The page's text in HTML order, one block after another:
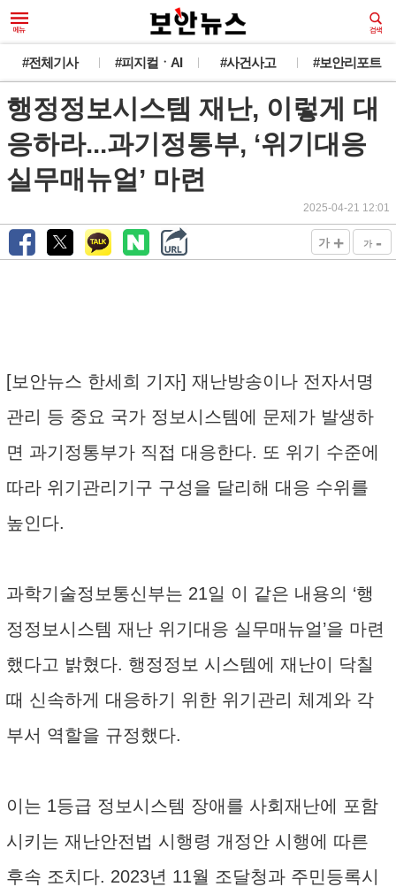
#전체기사 #피지컬ㆍAI #사건사고 #보안리포트
행정정보시스템 재난, 이렇게 대
응하라...과기정통부, ‘위기대응
실무매뉴얼’ 마련
2025-04-21 12:01
가 + 가 -
[보안뉴스 한세희 기자] 재난방송이나 전자서명
관리 등 중요 국가 정보시스템에 문제가 발생하
면 과기정통부가 직접 대응한다. 또 위기 수준에
따라 위기관리기구 구성을 달리해 대응 수위를
높인다.
과학기술정보통신부는 21일 이 같은 내용의 ‘행
정정보시스템 재난 위기대응 실무매뉴얼’을 마련
했다고 밝혔다. 행정정보 시스템에 재난이 닥칠
때 신속하게 대응하기 위한 위기관리 체계와 각
부서 역할을 규정했다.
이는 1등급 정보시스템 장애를 사회재난에 포함
시키는 재난안전법 시행령 개정안 시행에 따른
후속 조치다. 2023년 11월 조달청과 주민등록시